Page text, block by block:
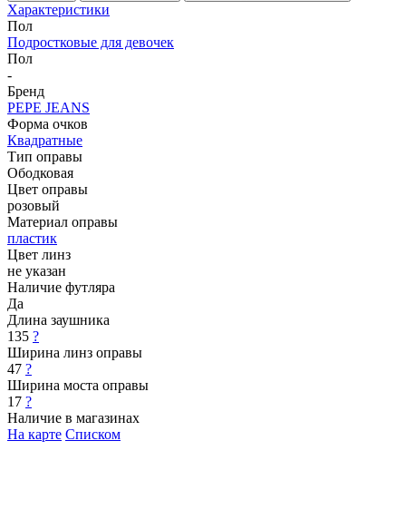
Характеристики
Пол
Подростковые для девочек
Пол
-
Бренд
PEPE JEANS
Форма очков
Квадратные
Тип оправы
Ободковая
Цвет оправы
розовый
Материал оправы
пластик
Цвет линз
не указан
Наличие футляра
Да
Длина заушника
135 ?
Ширина линз оправы
47 ?
Ширина моста оправы
17 ?
Наличие в магазинах
На карте Списком